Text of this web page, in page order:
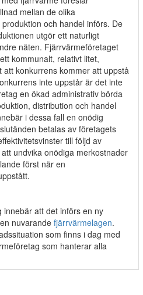
mellan de olika
och handel införs. De
utgör ett naturligt
näten. Fjärrvärmeföretaget
kommunalt, relativt litet,
konkurrens kommer att uppstå
inte uppstår är det inte
en ökad administrativ börda
distribution och handel
i dessa fall en onödig
betalas av företagets
till följd av
undvika onödiga merkostnader
först när en
innebär att det införs en ny
nuvarande fjärrvärmelagen.
som finns i dag med
som hanterar alla